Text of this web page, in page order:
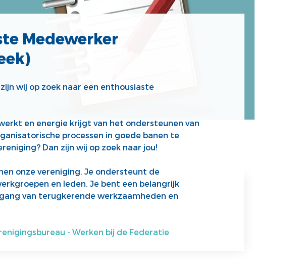
Medewerker
wij op zoek naar een enthousiaste
en energie krijgt van het ondersteunen van
processen in goede banen te
Dan zijn wij op zoek naar jou!
onze vereniging. Je ondersteunt de
en leden. Je bent een belangrijk
van terugkerende werkzaamheden en
- Werken bij de Federatie